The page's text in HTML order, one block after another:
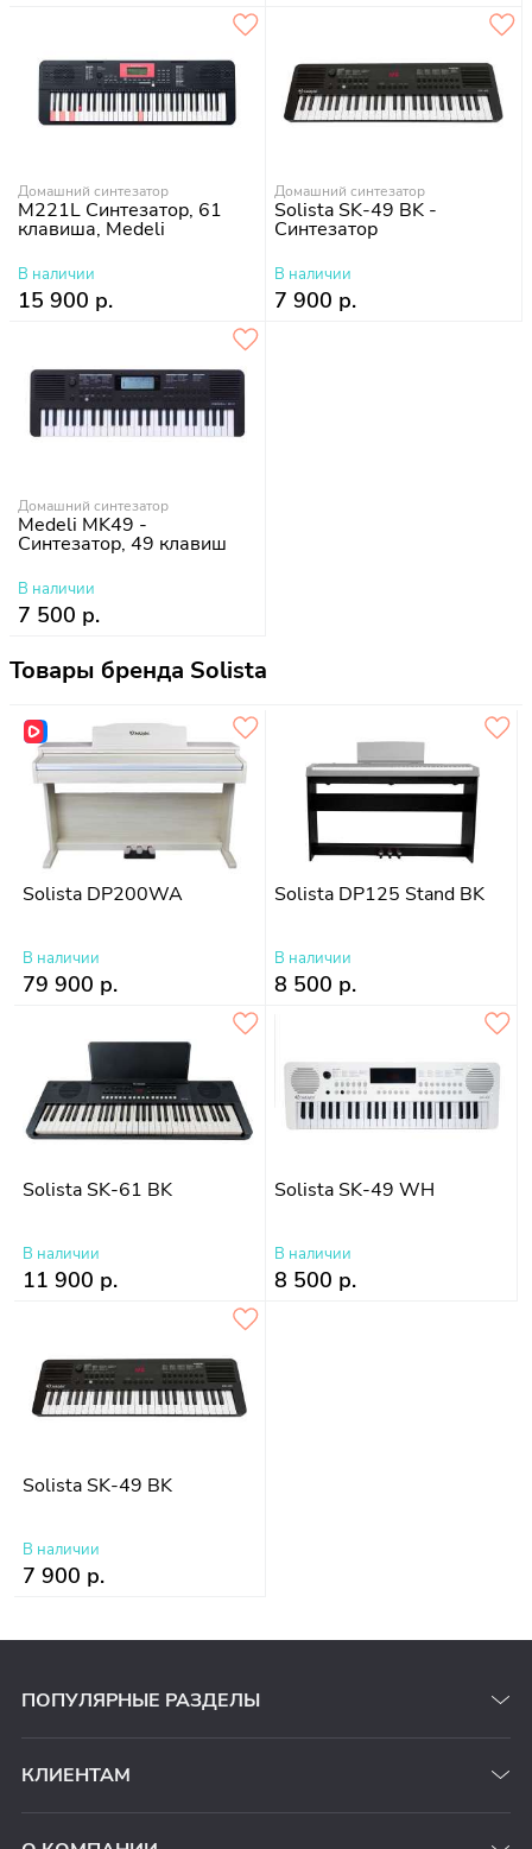
Домашний синтезатор
M221L Синтезатор, 61
клавиша, Medeli
В наличии
15 900 р.
Домашний синтезатор
Solista SK-49 BK -
Синтезатор
В наличии
7 900 р.
Домашний синтезатор
Medeli MK49 -
Синтезатор, 49 клавиш
В наличии
7 500 р.
Товары бренда Solista
Solista DP200WA
В наличии
79 900 р.
Solista DP125 Stand BK
В наличии
8 500 р.
Solista SK-61 BK
В наличии
11 900 р.
Solista SK-49 WH
В наличии
8 500 р.
Solista SK-49 BK
В наличии
7 900 р.
ПОПУЛЯРНЫЕ РАЗДЕЛЫ
КЛИЕНТАМ